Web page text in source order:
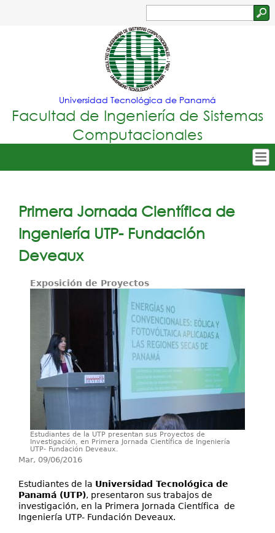
Jump to navigation
Formulario
de
búsqueda
Universidad Tecnológica de Panamá
Facultad de Ingeniería de Sistemas
Computacionales
Menu
Principal
Nuestra Facultad
Oferta Académica
Servicios
Primera Jornada Científica de
Ingeniería UTP- Fundación
Deveaux
Exposición de Proyectos
Estudiantes de la UTP presentan sus Proyectos de
Investigación, en Primera Jornada Científica de Ingeniería
UTP- Fundación Deveaux.
Mar, 09/06/2016
Estudiantes de la Universidad Tecnológica de
Panamá (UTP), presentaron sus trabajos de
investigación, en la Primera Jornada Científica de
Ingeniería UTP- Fundación Deveaux.